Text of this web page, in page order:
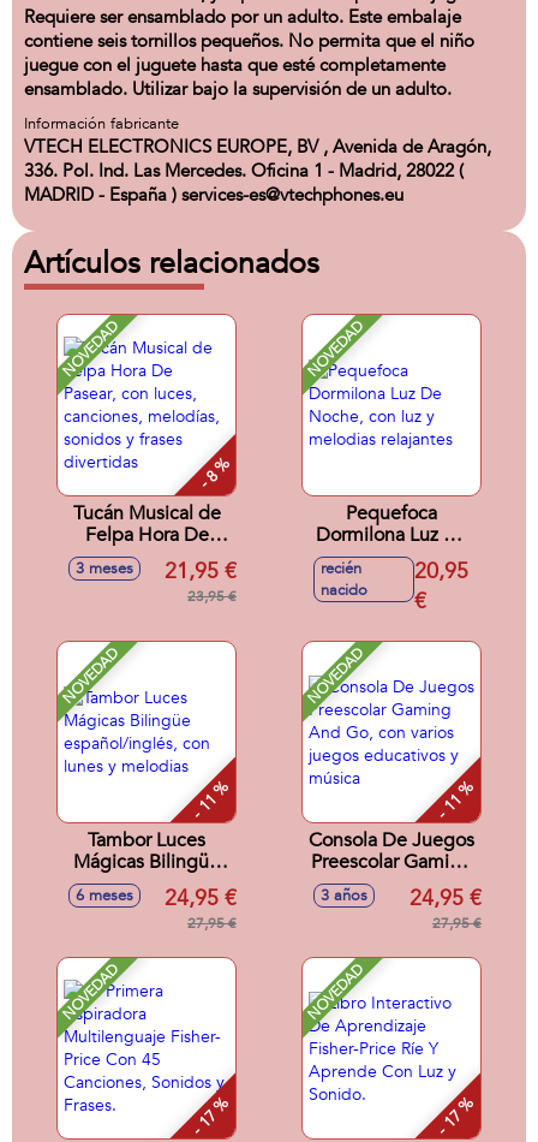
Requiere ser ensamblado por un adulto. Este embalaje
contiene seis tornillos pequeños. No permita que el niño
juegue con el juguete hasta que esté completamente
ensamblado. Utilizar bajo la supervisión de un adulto.
Información fabricante
VTECH ELECTRONICS EUROPE, BV , Avenida de Aragón,
336. Pol. Ind. Las Mercedes. Oficina 1 - Madrid, 28022 (
MADRID - España ) services-es@vtechphones.eu
Artículos relacionados
NOVEDAD
- 8 %
Tucán Musical de
Felpa Hora De
Pasear, con luces,
canciones,
melodías, sonidos y
3 meses 21,95 €
23,95 €
NOVEDAD
Pequefoca
Dormilona Luz De
Noche, con luz y
melodias relajantes
recién
nacido
20,95
€
NOVEDAD
- 11 %
Tambor Luces
Mágicas Bilingüe
español/inglés, con
lunes y melodias
6 meses 24,95 €
27,95 €
NOVEDAD
- 11 %
Consola De Juegos
Preescolar Gaming
And Go, con varios
juegos educativos
3 años 24,95 €
27,95 €
NOVEDAD
- 17 %
NOVEDAD
- 17 %